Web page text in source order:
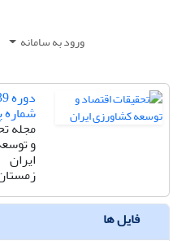
ورود به سامانه
شماره
مجله
و
ایران
زمستان
فایل ها